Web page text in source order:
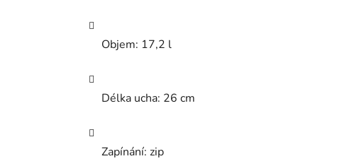
Objem: 17,2 l
Délka ucha: 26 cm
Zapínání: zip